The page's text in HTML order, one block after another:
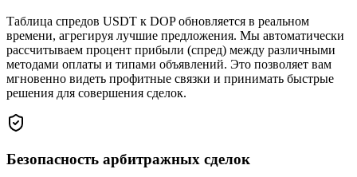
Таблица спредов USDT к DOP обновляется в реальном
времени, агрегируя лучшие предложения. Мы автоматически
рассчитываем процент прибыли (спред) между различными
методами оплаты и типами объявлений. Это позволяет вам
мгновенно видеть профитные связки и принимать быстрые
решения для совершения сделок.
Безопасность арбитражных сделок